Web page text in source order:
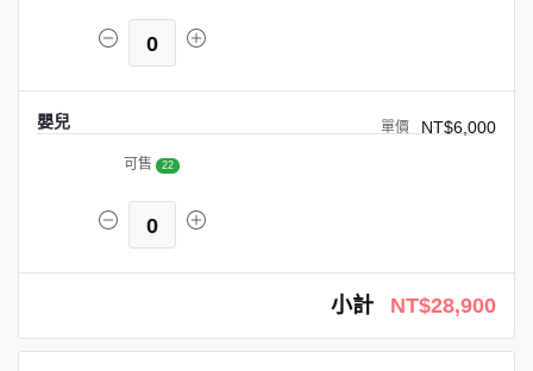
0
嬰兒 NT$6,000
可售 22
0
小計 NT$28,900